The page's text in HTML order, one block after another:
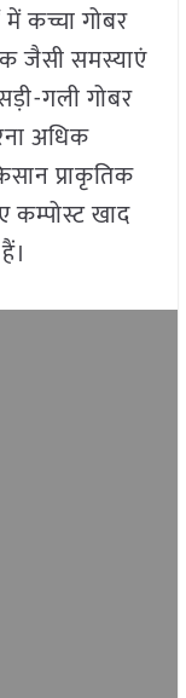
कच्चा गोबर
जैसी समस्याएं
गली गोबर
अधिक
प्राकृतिक
खाद